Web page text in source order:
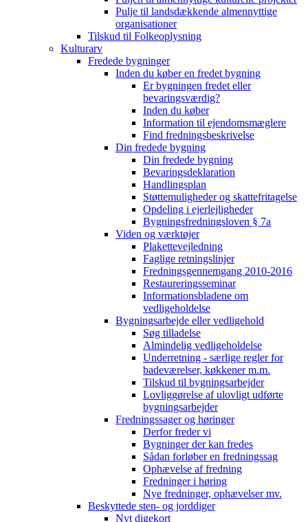
Pulje til landsdækkende almennyttige
organisationer
Tilskud til Folkeoplysning
Kulturarv
Fredede bygninger
Inden du køber en fredet bygning
Er bygningen fredet eller
bevaringsværdig?
Inden du køber
Information til ejendomsmæglere
Find fredningsbeskrivelse
Din fredede bygning
Din fredede bygning
Bevaringsdeklaration
Handlingsplan
Støttemuligheder og skattefritagelse
Opdeling i ejerlejligheder
Bygningsfredningsloven § 7a
Viden og værktøjer
Plakettevejledning
Faglige retningslinjer
Fredningsgennemgang 2010-2016
Restaureringsseminar
Informationsbladene om
vedligeholdelse
Bygningsarbejde eller vedligehold
Søg tilladelse
Almindelig vedligeholdelse
Underretning - særlige regler for
badeværelser, køkkener m.m.
Tilskud til bygningsarbejder
Lovliggørelse af ulovligt udførte
bygningsarbejder
Fredningssager og høringer
Derfor freder vi
Bygninger der kan fredes
Sådan forløber en fredningssag
Ophævelse af fredning
Fredninger i høring
Nye fredninger, ophævelser mv.
Beskyttede sten- og jorddiger
Nyt digekort